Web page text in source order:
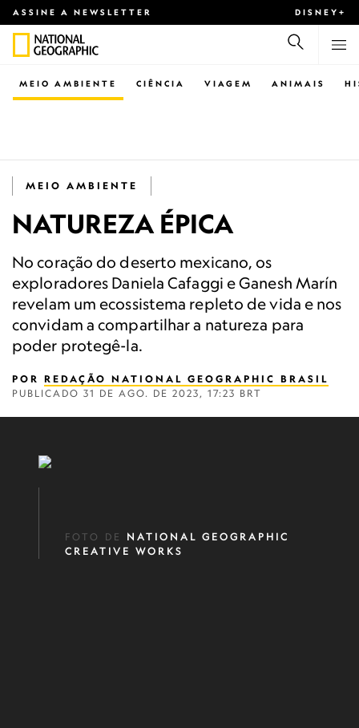
ASSINE A NEWSLETTER DISNEY+
CIÊNCIA VIAGEM ANIMAIS
MEIO AMBIENTE
MEIO AMBIENTE
NATUREZA ÉPICA
No coração do deserto mexicano, os
exploradores Daniela Cafaggi e Ganesh Marín
revelam um ecossistema repleto de vida e nos
convidam a compartilhar a natureza para
poder protegê-la.
POR REDAÇÃO NATIONAL GEOGRAPHIC BRASIL
PUBLICADO 31 DE AGO. DE 2023, 17:23 BRT
FOTO DE NATIONAL GEOGRAPHIC
CREATIVE WORKS